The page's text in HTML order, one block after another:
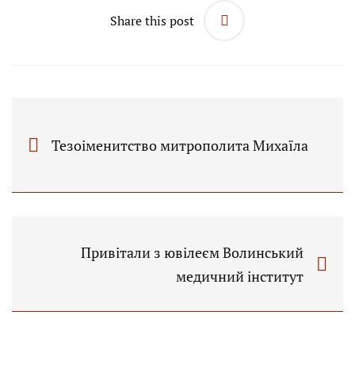
Share this post
Тезоіменитство митрополита Михаїла
Привітали з ювілеєм Волинський
медичний інститут